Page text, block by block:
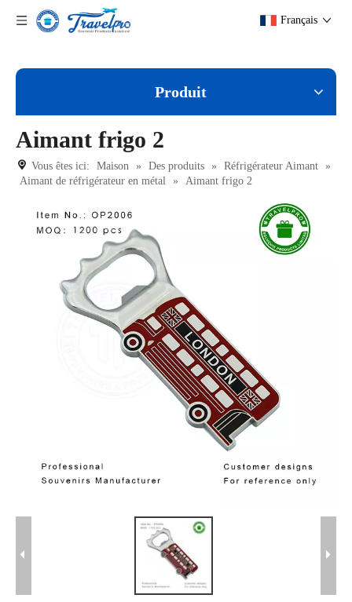
Français
Produit
Aimant frigo 2
Vous êtes ici: Maison » Des produits » Réfrigérateur Aimant »
Aimant de réfrigérateur en métal » Aimant frigo 2